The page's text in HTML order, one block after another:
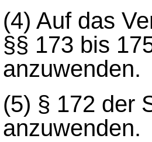
(4) Auf das
§§ 173 bis
anzuwenden.
(5) § 172 der
anzuwenden.